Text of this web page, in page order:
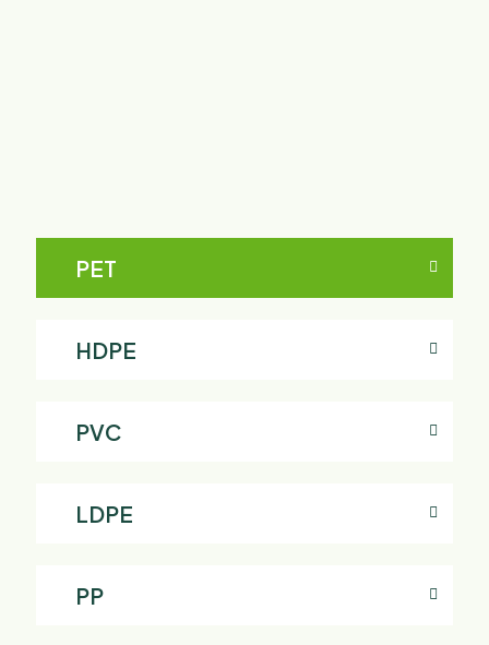
PET
HDPE
PVC
LDPE
PP